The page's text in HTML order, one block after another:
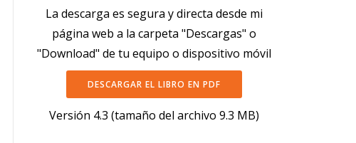
La descarga es segura y directa desde mi
página web a la carpeta "Descargas" o
"Download" de tu equipo o dispositivo móvil
DESCARGAR EL LIBRO EN PDF
Versión 4.3 (tamaño del archivo 9.3 MB)